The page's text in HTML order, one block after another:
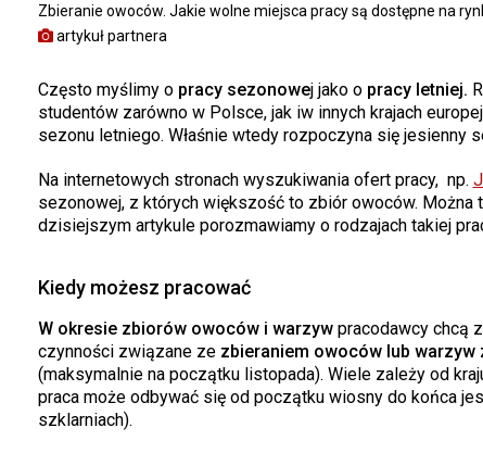
Zbieranie owoców. Jakie wolne miejsca pracy są dostępne na
artykuł partnera
Często myślimy o pracy sezonowej jako o pracy letniej.
studentów zarówno w Polsce, jak iw innych krajach
sezonu letniego. Właśnie wtedy rozpoczyna się jesienny
Na internetowych stronach wyszukiwania ofert pracy, np.
sezonowej, z których większość to zbiór owoców. Można
dzisiejszym artykule porozmawiamy o rodzajach takiej
Kiedy możesz pracować
W okresie zbiorów owoców i warzywpracodawcy chcą
czynności związane ze zbieraniem owoców lub warzyw
(maksymalnie na początku listopada). Wiele zależy od
praca może odbywać się od początku wiosny do końca
szklarniach).